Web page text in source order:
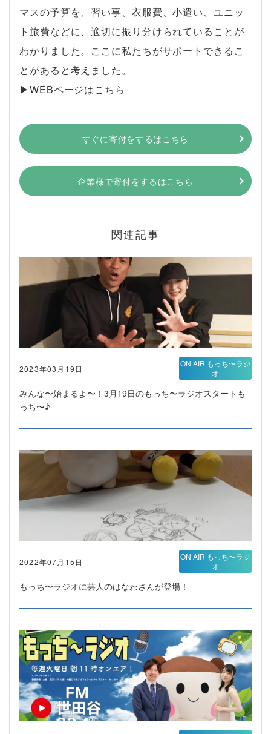
マスの予算を、習い事、衣服費、小遣い、ユニッ
ト旅費などに、適切に振り分けられていることが
わかりました。ここに私たちがサポートできるこ
とがあると考えました。
▶︎WEBページはこちら
すぐに寄付をするはこちら
企業様で寄付をするはこちら
関連記事
2023年03月19日
みんな〜始まるよ〜！3月19日のもっち〜ラジオスタートも
っち〜♪
ON AIR もっち〜ラジ
オ
2022年07月15日
もっち〜ラジオに芸人のはなわさんが登場！
ON AIR もっち〜ラジ
オ